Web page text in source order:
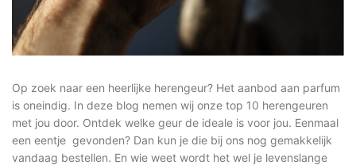
Op zoek naar een heerlijke herengeur? Het aanbod aan parfum
is oneindig. In deze blog nemen wij onze top 10 herengeuren
met jou door. Ontdek welke geur de ideale is voor jou. Eenmaal
een eentje gevonden? Dan kun je die bij ons nog gemakkelijk
vandaag bestellen. En wie weet wordt het wel je levenslange